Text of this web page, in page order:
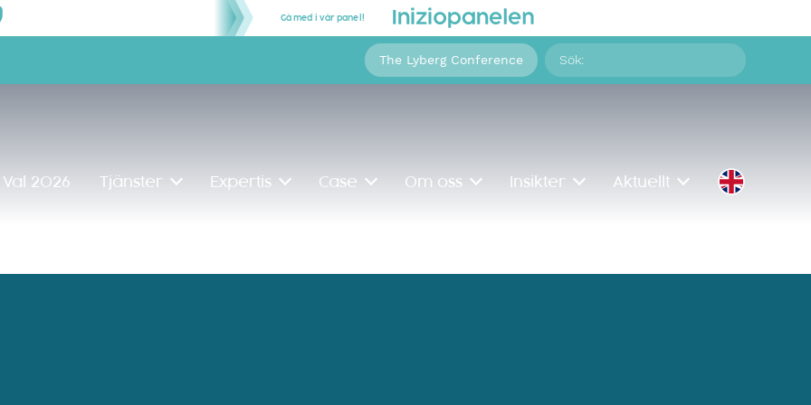
Gå med i vår panel!
The Lyberg Conference
Sök
på:
Val 2026 Tjänster Expertis Case Om oss Insikter Aktuellt